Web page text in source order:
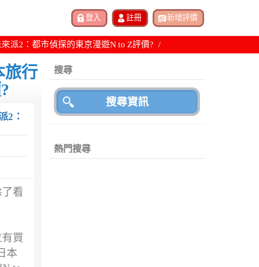
派2：都市偵探的東京漫遊N to Z評價?
旅行
2：
看
買
本
搜尋
熱門搜尋